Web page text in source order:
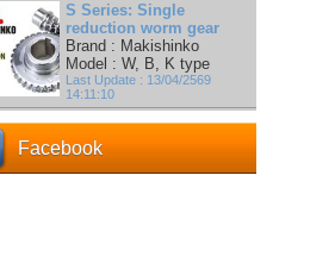
S Series: Single
reduction worm gear
Brand : Makishinko
Model : W, B, K type
Last Update : 13/04/2569
14:11:10
Facebook